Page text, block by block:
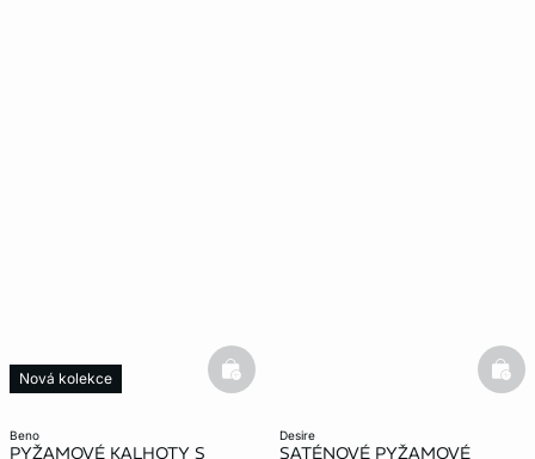
beno
PYŽAMOVÉ KALHOTY S
Nová kolekce basketfull
desire
SATÉNOVÉ PYŽAMOVÉ